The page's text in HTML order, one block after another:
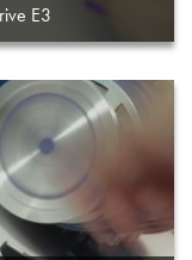
E3